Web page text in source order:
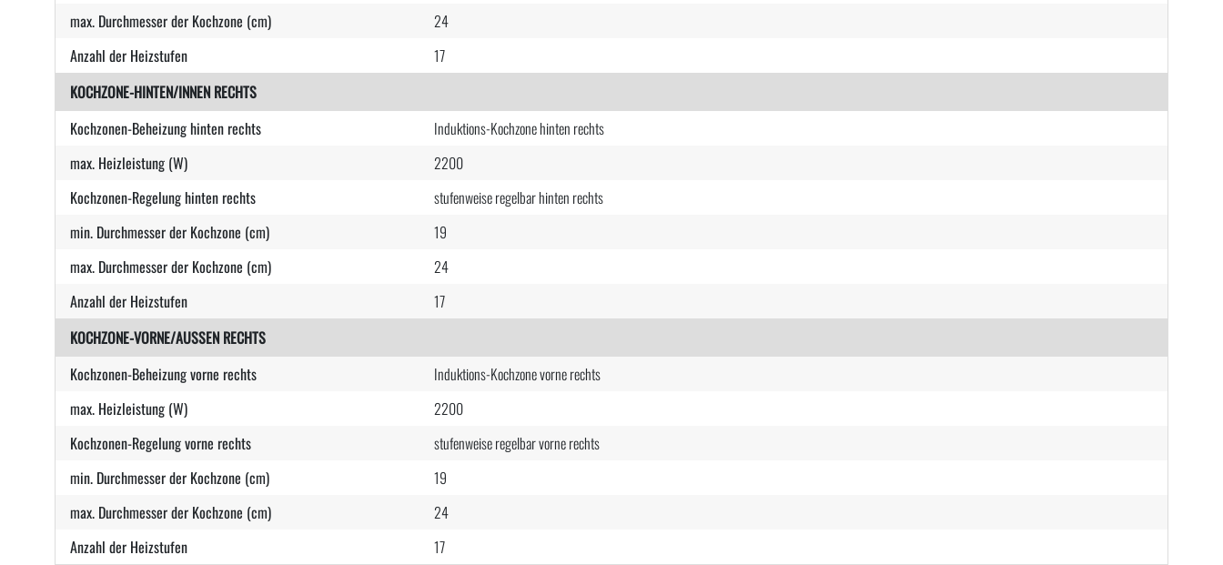
max. Durchmesser der Kochzone (cm)
24
Anzahl der Heizstufen
17
KOCHZONE-HINTEN/INNEN RECHTS
Kochzonen-Beheizung hinten rechts
Induktions-Kochzone hinten rechts
max. Heizleistung (W)
2200
Kochzonen-Regelung hinten rechts
stufenweise regelbar hinten rechts
min. Durchmesser der Kochzone (cm)
19
max. Durchmesser der Kochzone (cm)
24
Anzahl der Heizstufen
17
KOCHZONE-VORNE/AUSSEN RECHTS
Kochzonen-Beheizung vorne rechts
Induktions-Kochzone vorne rechts
max. Heizleistung (W)
2200
Kochzonen-Regelung vorne rechts
stufenweise regelbar vorne rechts
min. Durchmesser der Kochzone (cm)
19
max. Durchmesser der Kochzone (cm)
24
Anzahl der Heizstufen
17